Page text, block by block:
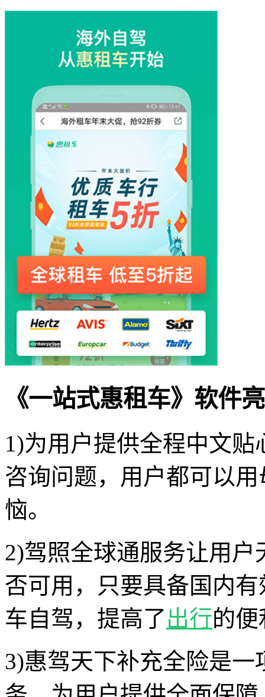
《一站式惠租车》软件
1)为用户提供全程中文
咨询问题，用户都可以
恼。
2)驾照全球通服务让用
否可用，只要具备国内
车自驾，提高了出行的
3)惠驾天下补充全险是